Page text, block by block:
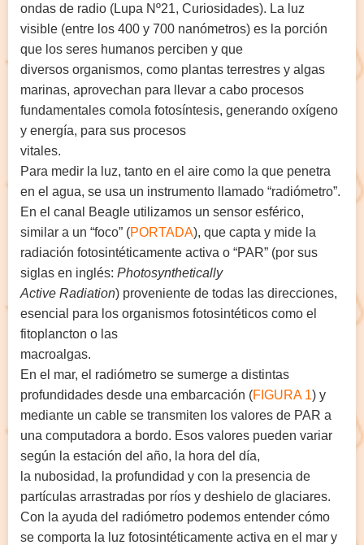
ondas de radio (Lupa Nº21, Curiosidades). La luz
visible (entre los 400 y 700 nanómetros) es la porción
que los seres humanos perciben y que
diversos organismos, como plantas terrestres y algas
marinas, aprovechan para llevar a cabo procesos
fundamentales comola fotosíntesis, generando oxígeno
y energía, para sus procesos
vitales.
Para medir la luz, tanto en el aire como la que penetra
en el agua, se usa un instrumento llamado “radiómetro”.
En el canal Beagle utilizamos un sensor esférico,
similar a un “foco” (PORTADA), que capta y mide la
radiación fotosintéticamente activa o “PAR” (por sus
siglas en inglés: Photosynthetically
Active Radiation) proveniente de todas las direcciones,
esencial para los organismos fotosintéticos como el
fitoplancton o las
macroalgas.
En el mar, el radiómetro se sumerge a distintas
profundidades desde una embarcación (FIGURA 1) y
mediante un cable se transmiten los valores de PAR a
una computadora a bordo. Esos valores pueden variar
según la estación del año, la hora del día,
la nubosidad, la profundidad y con la presencia de
partículas arrastradas por ríos y deshielo de glaciares.
Con la ayuda del radiómetro podemos entender cómo
se comporta la luz fotosintéticamente activa en el mar y